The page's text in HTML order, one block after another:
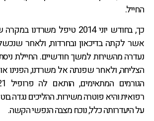
החייל.
כך, בחודש יוני 2014 טיפל
אשר לקתה בדיכאון ובחרדות, ולאחר
נעדרה מהשירות למשך חודשיים. החיילת
הצליחה, ולאחר שפנתה אל משרדנו, הפנינו
רפואית והיא פוטרה משירות. ההליכים נגדה
על היעדרותה כלל, נוכח מצבה הנפשי הקשה.